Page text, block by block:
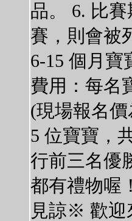
品。 6. 比
賽，則會被
6-15 個月寶
費用：每名
(現場報名
5 位寶寶，
行前三名優
都有禮物喔
見諒※ 歡迎